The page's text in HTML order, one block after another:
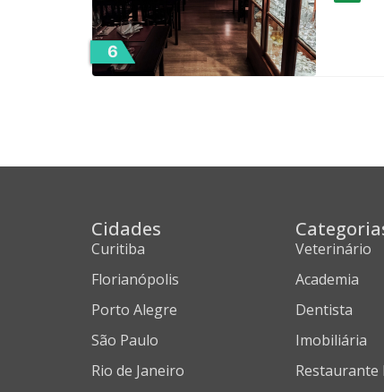
6
Cidades
Curitiba
Florianópolis
Porto Alegre
São Paulo
Rio de Janeiro
Veterinário
Academia
Dentista
Imobiliária
Restaurante